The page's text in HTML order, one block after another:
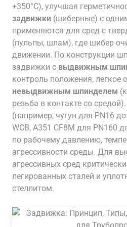
+350°C), улучшая
задвижки (шиберные) с
применяются для сред с
(пульпы, шлам), где шибер
движении. По конструкции
задвижки с выдвижным
контроль положения, легкое
невыдвижным шпинделем
резьба в контакте со
(например, чугун для PN16
WCB, A351 CF8M для PN160
по рабочему давлению,
агрессивности среды. Для
агрессивных сред
легированных сталей и
стеллитом.